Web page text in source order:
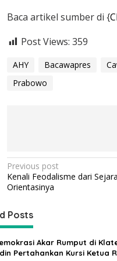
Baca artikel sumber di {
Post Views: 359
AHY Bacawapres
Prabowo
P
o
t
n
a
Previous post
Kenali Feodalisme dari
Orientasinya
Posts
Akar Rumput di
Pertahankan Kursi Ketua